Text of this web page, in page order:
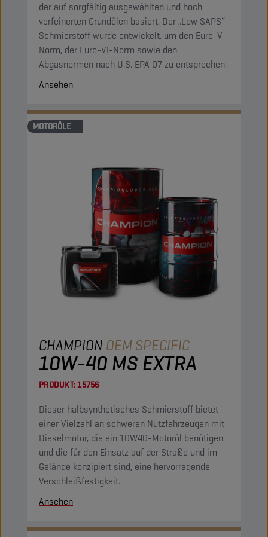
der auf sorgfältig ausgewählten und hoch
verfeinerten Grundölen basiert. Der „Low SAPS“-
Schmierstoff wurde entwickelt, um den Euro-V-
Norm, der Euro-VI-Norm sowie den
Abgasnormen nach U.S. EPA 07 zu entsprechen.
Ansehen
MOTORÖLE
CHAMPION OEM SPECIFIC
10W-40 MS EXTRA
PRODUKT:15756
Dieser halbsynthetisches Schmierstoff bietet
einer Vielzahl an schweren Nutzfahrzeugen mit
Dieselmotor, die ein 10W40-Motoröl benötigen
und die für den Einsatz auf der Straße und im
Gelände konzipiert sind, eine hervorragende
Verschleißfestigkeit.
Ansehen